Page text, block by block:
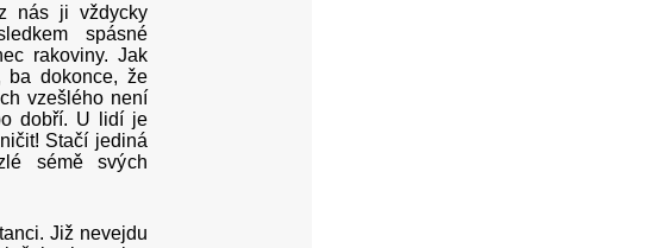
nás ji vždycky
spásné
rakoviny. Jak
ba dokonce, že
vzešlého není
dobří. U lidí je
Stačí jediná
sémě svých
Již nevejdu